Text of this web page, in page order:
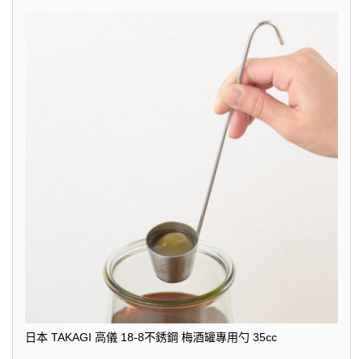
日本 TAKAGI 高儀 18-8不銹鋼 梅酒罐專用勺 35cc